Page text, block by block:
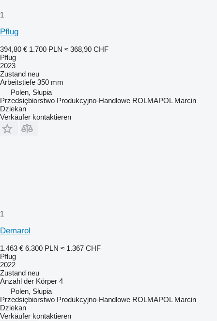
1
Pflug
394,80 € 1.700 PLN ≈ 368,90 CHF
Pflug
2023
Zustand neu
Arbeitstiefe 350 mm
Polen, Słupia
Przedsiębiorstwo Produkcyjno-Handlowe ROLMAPOL Marcin
Dziekan
Verkäufer kontaktieren
1
Demarol
1.463 € 6.300 PLN ≈ 1.367 CHF
Pflug
2022
Zustand neu
Anzahl der Körper 4
Polen, Słupia
Przedsiębiorstwo Produkcyjno-Handlowe ROLMAPOL Marcin
Dziekan
Verkäufer kontaktieren